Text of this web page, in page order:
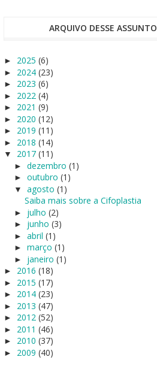
ARQUIVO DESSE ASSUNTO
► 2025(6)
► 2024(23)
► 2023(6)
► 2022(4)
► 2021(9)
► 2020(12)
► 2019(11)
► 2018(14)
▼ 2017(11)
►dezembro(1)
►outubro(1)
▼agosto(1)
Saiba mais sobre a Cifoplastia
► julho(2)
► junho(3)
►abril(1)
►março(1)
► janeiro(1)
► 2016(18)
► 2015(17)
► 2014(23)
► 2013(47)
► 2012(52)
► 2011(46)
► 2010(37)
► 2009(40)